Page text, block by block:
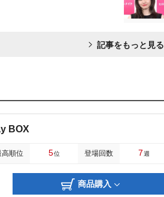
記事をもっと見る
BOX
高順位 5位 登場回数 7週
商品購入